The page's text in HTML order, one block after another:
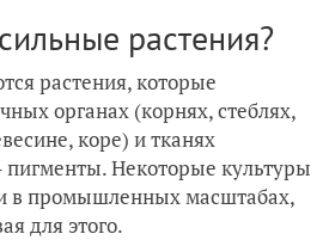
растения?
растения, которые
органах (корнях, стеблях,
коре) и тканях
Некоторые культуры
в промышленных масштабах,
для этого.